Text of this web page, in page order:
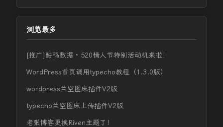
浏览最多
[推广]酷鸭数据 · 520情人节特别活动机来啦！
WordPress首页调用typecho教程（1.3.0版）
wordpress兰空图床插件V2版
typecho兰空图床上传插件V2版
老张博客更换Riven主题了！